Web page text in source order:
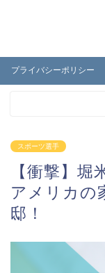
プライバシーポリシー
スポーツ選手
【衝撃】堀
アメリカの
邸！